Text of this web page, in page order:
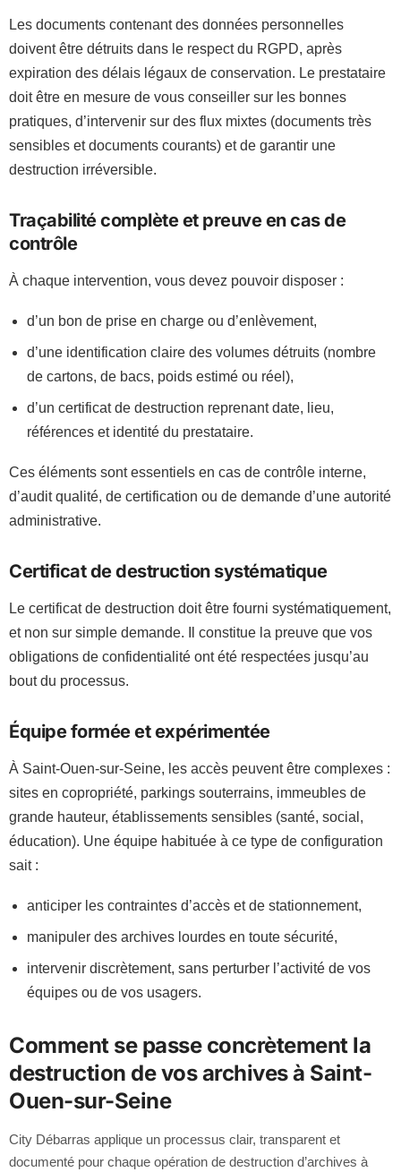
Les documents contenant des données personnelles
doivent être détruits dans le respect du RGPD, après
expiration des délais légaux de conservation. Le prestataire
doit être en mesure de vous conseiller sur les bonnes
pratiques, d’intervenir sur des flux mixtes (documents très
sensibles et documents courants) et de garantir une
destruction irréversible.
Traçabilité complète et preuve en cas de
contrôle
À chaque intervention, vous devez pouvoir disposer :
d’un bon de prise en charge ou d’enlèvement,
d’une identification claire des volumes détruits (nombre
de cartons, de bacs, poids estimé ou réel),
d’un certificat de destruction reprenant date, lieu,
références et identité du prestataire.
Ces éléments sont essentiels en cas de contrôle interne,
d’audit qualité, de certification ou de demande d’une autorité
administrative.
Certificat de destruction systématique
Le certificat de destruction doit être fourni systématiquement,
et non sur simple demande. Il constitue la preuve que vos
obligations de confidentialité ont été respectées jusqu’au
bout du processus.
Équipe formée et expérimentée
À Saint-Ouen-sur-Seine, les accès peuvent être complexes :
sites en copropriété, parkings souterrains, immeubles de
grande hauteur, établissements sensibles (santé, social,
éducation). Une équipe habituée à ce type de configuration
sait :
anticiper les contraintes d’accès et de stationnement,
manipuler des archives lourdes en toute sécurité,
intervenir discrètement, sans perturber l’activité de vos
équipes ou de vos usagers.
Comment se passe concrètement la
destruction de vos archives à Saint-
Ouen-sur-Seine
City Débarras applique un processus clair, transparent et
documenté pour chaque opération de destruction d’archives à